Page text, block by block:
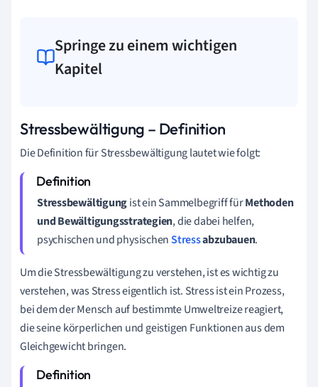
Springe zu einem wichtigen
Kapitel
Stressbewältigung – Definition
Die Definition für Stressbewältigung lautet wie folgt:
Stressbewältigungist ein Sammelbegriff fürMethoden
und Bewältigungsstrategien, die dabei helfen,
psychischen und physischenStressabzubauen.
Um die Stressbewältigung zu verstehen, ist es wichtig zu
verstehen, was Stress eigentlich ist. Stress ist ein Prozess,
bei dem der Mensch auf bestimmte Umweltreize reagiert,
die seine körperlichen und geistigen Funktionen aus dem
Gleichgewicht bringen.